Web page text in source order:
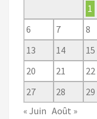
1
6
7 8
13
14 15
20
21 22
27
28 29
« Juin Août »